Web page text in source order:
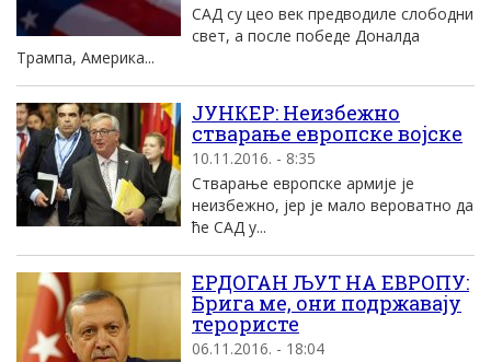
САД су цео век предводиле слободни
свет, а после победе Доналда
Трампа, Америка...
ЈУНКЕР: Неизбежно
стварање европске војске
10.11.2016. - 8:35
Стварање европске армије је
неизбежно, јер је мало вероватно да
ће САД у...
ЕРДОГАН ЉУТ НА ЕВРОПУ:
Брига ме, они подржавају
терористе
06.11.2016. - 18:04